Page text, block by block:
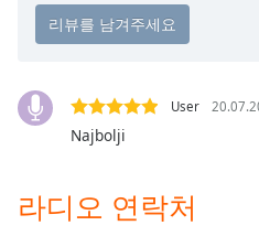
Chapters
Chapters
Descriptions
descriptions
Subtitles
User
Najbolji
라디오 연락처